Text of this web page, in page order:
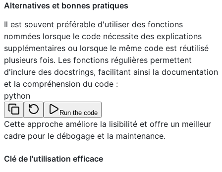
Alternatives et bonnes pratiques
Il est souvent préférable d'utiliser des fonctions
nommées lorsque le code nécessite des explications
supplémentaires ou lorsque le même code est réutilisé
plusieurs fois. Les fonctions régulières permettent
d'inclure des docstrings, facilitant ainsi la documentation
et la compréhension du code :
python
Run the code
Cette approche améliore la lisibilité et offre un meilleur
cadre pour le débogage et la maintenance.
Clé de l'utilisation efficace